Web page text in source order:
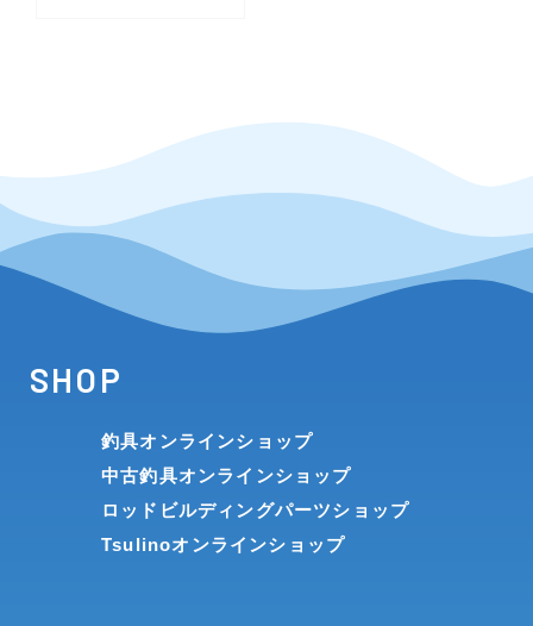
SHOP
釣具オンラインショップ
中古釣具オンラインショップ
ロッドビルディングパーツショップ
Tsulinoオンラインショップ